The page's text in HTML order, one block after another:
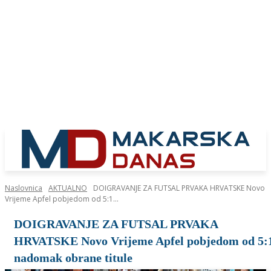
Naslovnica AKTUALNO
DOIGRAVANJE ZA FUTSAL PRVAKA HRVATSKE Novo
Vrijeme Apfel pobjedom od 5:1...
DOIGRAVANJE ZA FUTSAL PRVAKA
HRVATSKE Novo Vrijeme Apfel pobjedom od
nadomak obrane titule